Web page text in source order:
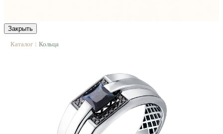
Закрыть
Каталог | Кольца